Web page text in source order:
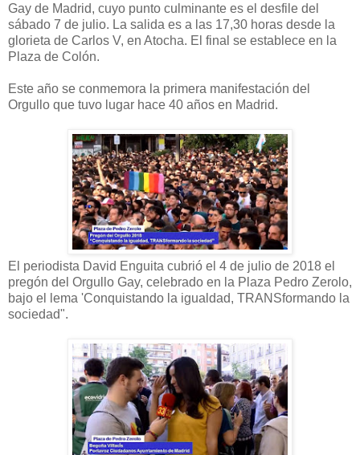
Gay de Madrid, cuyo punto culminante es el desfile del
sábado 7 de julio. La salida es a las 17,30 horas desde la
glorieta de Carlos V, en Atocha. El final se establece en la
Plaza de Colón.
Este año se conmemora la primera manifestación del
Orgullo que tuvo lugar hace 40 años en Madrid.
El periodista David Enguita cubrió el 4 de julio de 2018 el
pregón del Orgullo Gay, celebrado en la Plaza Pedro Zerolo,
bajo el lema 'Conquistando la igualdad, TRANSformando la
sociedad".